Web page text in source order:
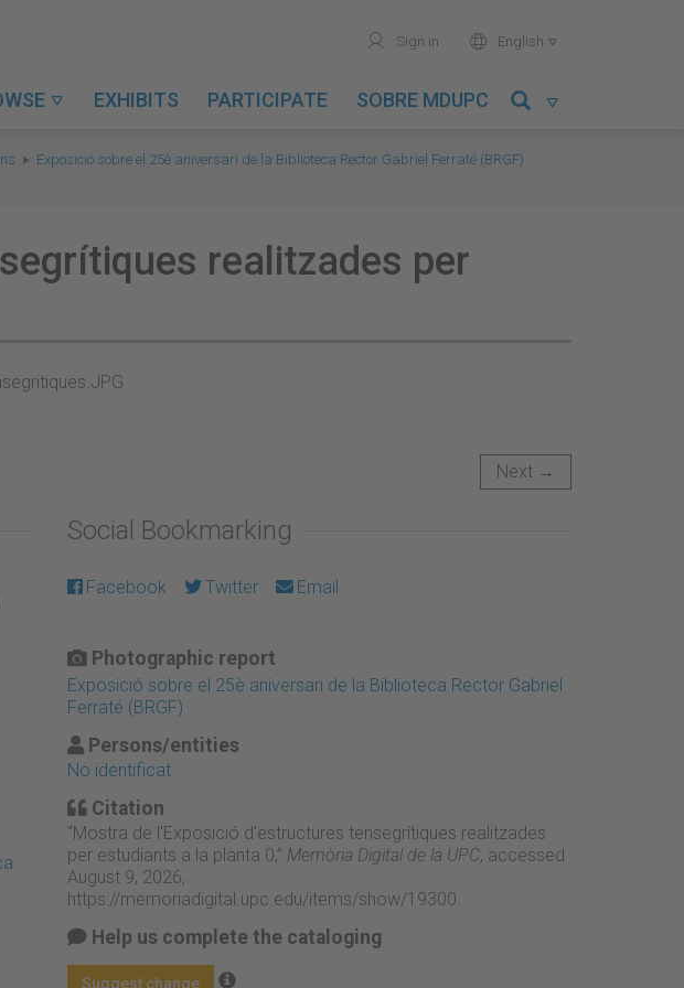
user Sign in world English 
 EXHIBITS PARTICIPATE SOBRE MDUPC 
Exposició sobre el 25è aniversari de la Biblioteca Rector Gabriel Ferraté (BRGF)
realitzades per
Next →
Social Bookmarking
Facebook Twitter Email
Photographic report
Exposició sobre el 25è aniversari de la Biblioteca Rector Gabriel
Ferraté (BRGF)
Persons/entities
No identificat
Citation
“Mostra de l'Exposició d'estructures tensegrítiques realitzades
per estudiants a la planta 0,” Memòria Digital de la UPC, accessed
August 9, 2026,
https://memoriadigital.upc.edu/items/show/19300
Help us complete the cataloging
Suggest change